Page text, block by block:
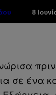
8
σε ένα